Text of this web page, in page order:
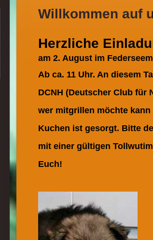
Willkommen auf
Herzliche
am 2. August im
Ab ca. 11 Uhr. An diesem
DCNH (Deutscher Club für
wer mitgrillen möchte
Kuchen ist gesorgt. Bitte
mit einer gültigen
Euch!